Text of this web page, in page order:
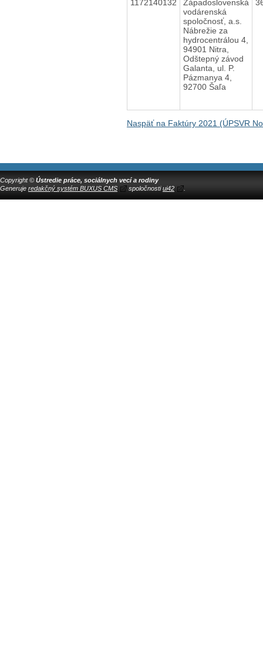
1172140132
Západoslovenská
vodárenská
spoločnosť, a.s.
Nábrežie za
hydrocentrálou 4,
94901 Nitra,
Odštepný závod
Galanta, ul. P.
Pázmanya 4,
92700 Šaľa
Naspäť na Faktúry 2021 (ÚPSVR
Copyright © Ústredie práce, sociálnych vecí a rodiny
Generuje redakčný systém BUXUS CMS spoločnostiui42